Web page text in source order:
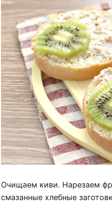
Очищаем киви. Нарезаем
смазанные хлебные